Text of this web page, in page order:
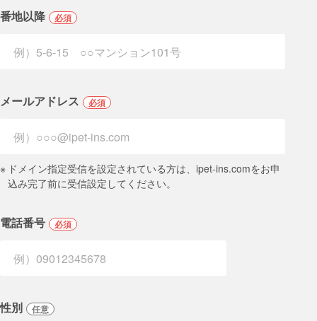
番地以降 必須
メールアドレス 必須
※ ドメイン指定受信を設定されている方は、ipet-ins.comをお申
込み完了前に受信設定してください。
電話番号 必須
性別 任意